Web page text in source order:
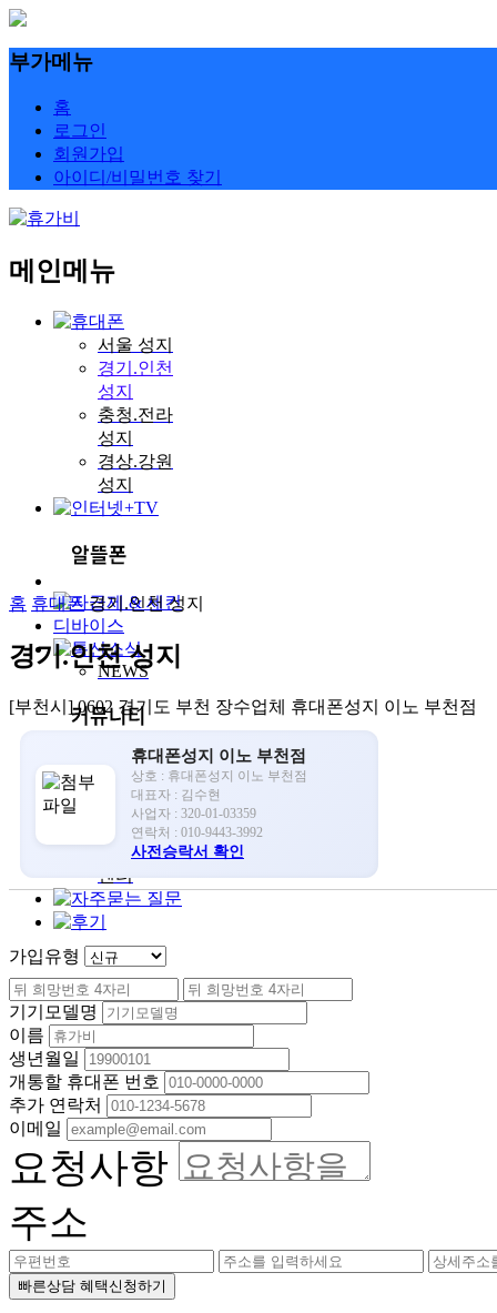
부가메뉴
홈
로그인
회원가입
아이디/비밀번호 찾기
메인메뉴
서울 성지
경기.인천
성지
충청.전라
성지
경상.강원
성지
NEWS
공지사항
홍보영상
뉴스/시사
자유게시판
부당거래 신고
센터
홈 휴대폰 경기.인천 성지
경기.인천 성지
[부천시] 0602 경기도 부천 장수업체 휴대폰성지 이노 부천점
휴대폰성지 이노 부천점
상호 : 휴대폰성지 이노 부천점
대표자 : 김수현
사업자 : 320-01-03359
연락처 : 010-9443-3992
사전승락서 확인
가입유형
기기모델명
이름
생년월일
개통할 휴대폰 번호
추가 연락처
이메일
요청사항
주소
빠른상담 혜택신청하기